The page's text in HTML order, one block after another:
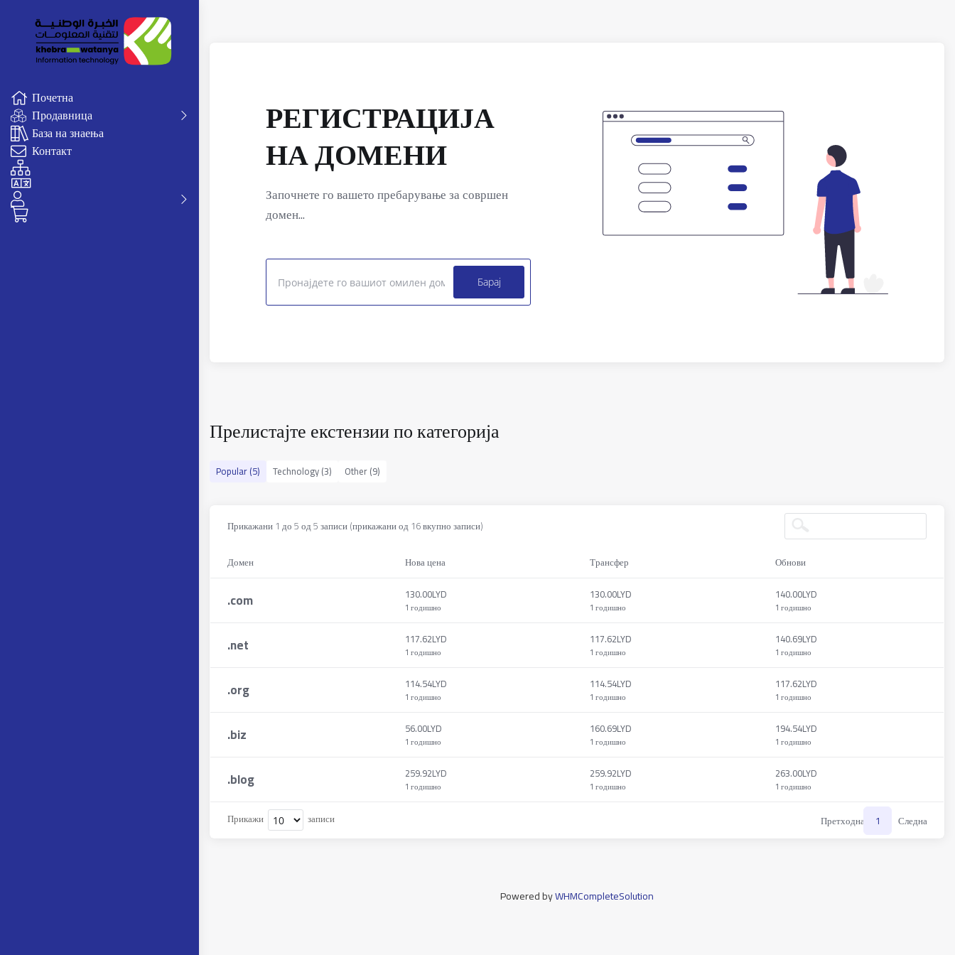
Почетна
Продавница
База на знаења
Контакт
РЕГИСТРАЦИЈА
НА ДОМЕНИ
Започнете го вашето пребарување за совршен
домен...
Барај
Прелистајте екстензии по категорија
Popular (5) Technology (3) Other (9)
Прикажани 1 до 5 од 5 записи (прикажани од 16 вкупно записи)
Домен Нова цена Трансфер Обнови
.com 130.00LYD
1 годишно
130.00LYD
1 годишно
140.00LYD
1 годишно
.net 117.62LYD
1 годишно
117.62LYD
1 годишно
140.69LYD
1 годишно
.org 114.54LYD
1 годишно
114.54LYD
1 годишно
117.62LYD
1 годишно
.biz 56.00LYD
1 годишно
160.69LYD
1 годишно
194.54LYD
1 годишно
.blog 259.92LYD
1 годишно
259.92LYD
1 годишно
263.00LYD
1 годишно
Претходна 1 Следна
Прикажи записи
Powered byWHMCompleteSolution